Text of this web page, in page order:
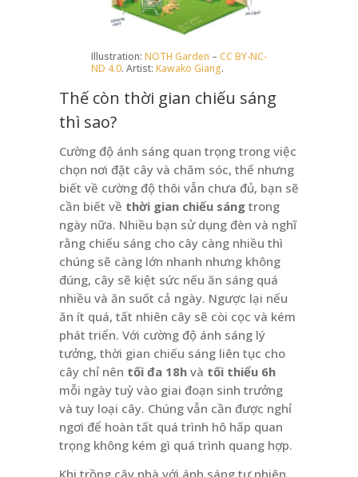
Illustration: NOTH Garden – CC BY-NC-
ND 4.0. Artist: Kawako Giang.
Thế còn thời gian chiếu sáng
thì sao?
Cường độ ánh sáng quan trọng trong việc
chọn nơi đặt cây và chăm sóc, thế nhưng
biết về cường độ thôi vẫn chưa đủ, bạn sẽ
cần biết về thời gian chiếu sáng trong
ngày nữa. Nhiều bạn sử dụng đèn và nghĩ
rằng chiếu sáng cho cây càng nhiều thì
chúng sẽ càng lớn nhanh nhưng không
đúng, cây sẽ kiệt sức nếu ăn sáng quá
nhiều và ăn suốt cả ngày. Ngược lại nếu
ăn ít quá, tất nhiên cây sẽ còi cọc và kém
phát triển. Với cường độ ánh sáng lý
tưởng, thời gian chiếu sáng liên tục cho
cây chỉ nên tối đa 18h và tối thiểu 6h
mỗi ngày tuỳ vào giai đoạn sinh trưởng
và tuy loại cây. Chúng vẫn cần được nghỉ
ngơi để hoàn tất quá trình hô hấp quan
trọng không kém gì quá trình quang hợp.
Khi trồng cây nhà với ánh sáng tự nhiên,